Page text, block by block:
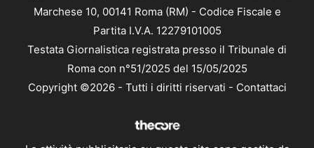
Marchese 10, 00141 Roma (RM) - Codice Fiscale e
Partita I.V.A. 12279101005
Testata Giornalistica registrata presso il Tribunale di
Roma con n°51/2025 del 15/05/2025
Copyright ©2026 - Tutti i diritti riservati - Contattaci